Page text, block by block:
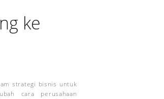
ke
strategi bisnis untuk
cara perusahaan